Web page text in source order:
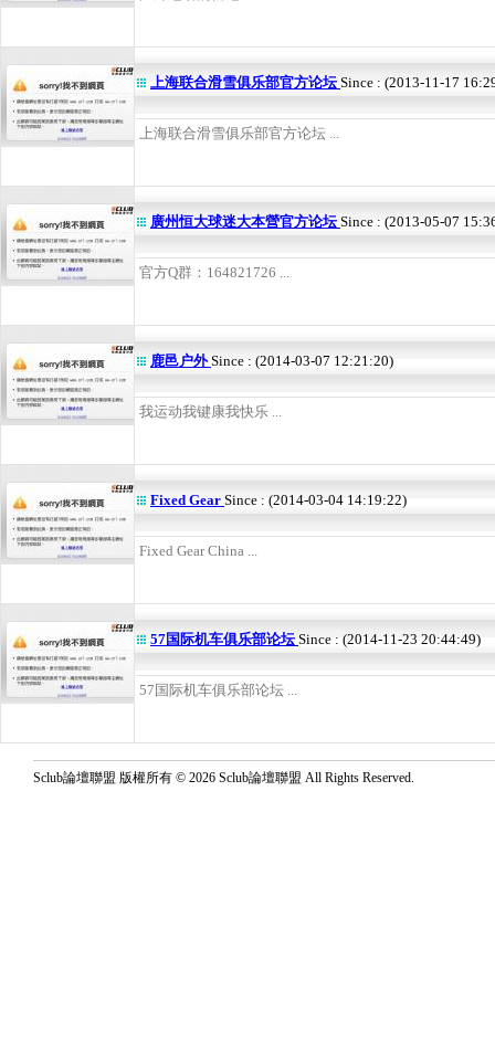
上海联合滑雪俱乐部官方论坛Since : (2013-11-17
上海联合滑雪俱乐部官方论坛 ...
廣州恒大球迷大本營官方论坛Since : (2013-05-07
官方Q群：164821726 ...
鹿邑户外Since : (2014-03-07 12:21:20)
我运动我键康我快乐 ...
Fixed Gear Since : (2014-03-04 14:19:22)
Fixed Gear China ...
57国际机车俱乐部论坛Since : (2014-11-23 20:44:49)
57国际机车俱乐部论坛 ...
Sclub論壇聯盟 版權所有 © 2026 Sclub論壇聯盟 All Rights Reserved.